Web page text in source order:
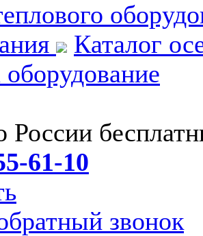
Каталог
оборудование
России
61-10
звонок